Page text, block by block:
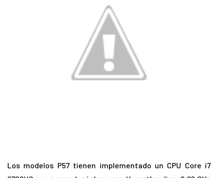
Los modelos P57 tienen implementado un CPU Core i7